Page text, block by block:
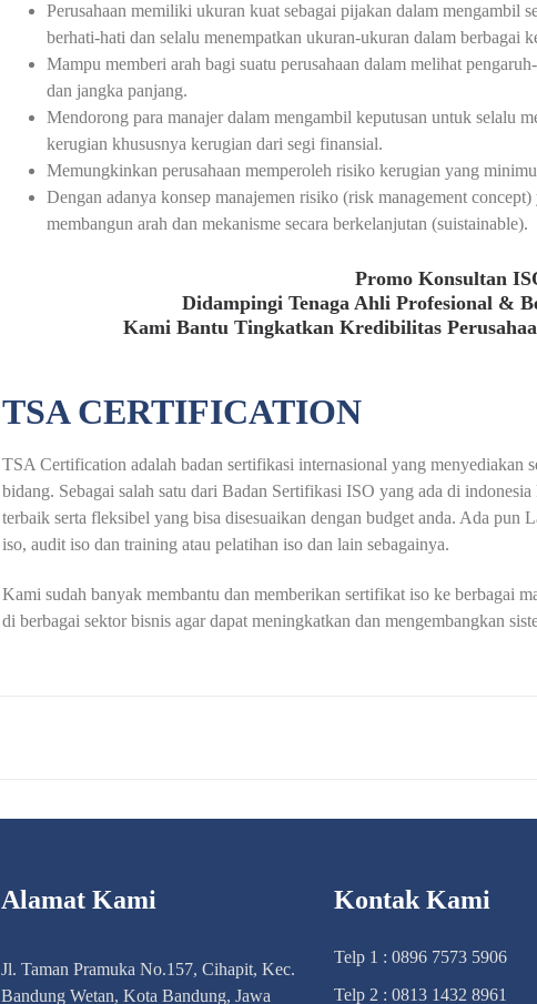
Perusahaan memiliki ukuran kuat sebagai pijakan dalam mengambil
berhati-hati dan selalu menempatkan ukuran-ukuran dalam berbagai
Mampu memberi arah bagi suatu perusahaan dalam melihat
dan jangka panjang.
Mendorong para manajer dalam mengambil keputusan untuk selalu
kerugian khususnya kerugian dari segi finansial.
Memungkinkan perusahaan memperoleh risiko kerugian yang
Dengan adanya konsep manajemen risiko (risk management
membangun arah dan mekanisme secara berkelanjutan (suistainable).
Promo Konsultan
Didampingi Tenaga Ahli Profesional &
Kami Bantu Tingkatkan Kredibilitas
TSA CERTIFICATION
TSA Certification adalah badan sertifikasi internasional yang menyediakan
bidang. Sebagai salah satu dari Badan Sertifikasi ISO yang ada di
terbaik serta fleksibel yang bisa disesuaikan dengan budget anda. Ada pun
iso, audit iso dan training atau pelatihan iso dan lain sebagainya.
Kami sudah banyak membantu dan memberikan sertifikat iso ke berbagai
di berbagai sektor bisnis agar dapat meningkatkan dan mengembangkan
Alamat Kami
Jl. Taman Pramuka No.157, Cihapit, Kec.
Bandung Wetan, Kota Bandung, Jawa
Kontak Kami
Telp 1 : 0896 7573 5906
Telp 2 : 0813 1432 8961